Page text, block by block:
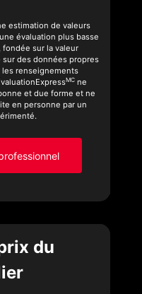
estimation de valeurs
évaluation plus basse
sur la valeur
des données propres
les renseignements
MCne
et due forme et ne
en personne par un
du